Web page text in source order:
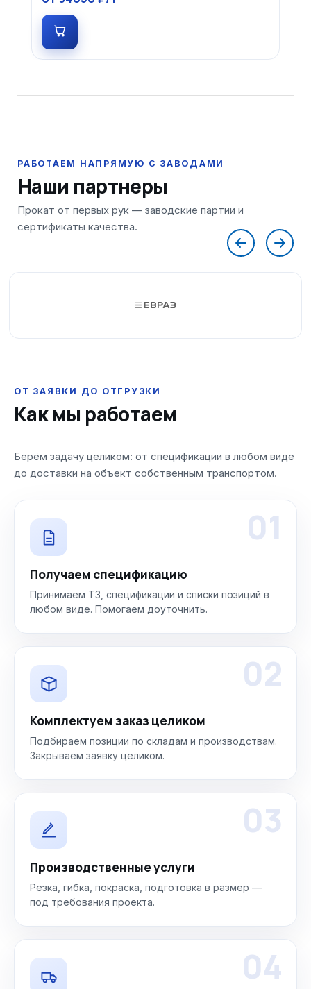
Наши партнеры
ОТ ЗАЯВКИ ДО ОТГРУЗКИ
Как мы работаем
Берём задачу целиком: от спецификации в любом виде
до доставки на объект собственным транспортом.
01
Получаем спецификацию
Принимаем ТЗ, спецификации и списки позиций в
любом виде. Помогаем доуточнить.
02
Комплектуем заказ целиком
Подбираем позиции по складам и производствам.
Закрываем заявку целиком.
03
Производственные услуги
Резка, гибка, покраска, подготовка в размер —
под требования проекта.
04